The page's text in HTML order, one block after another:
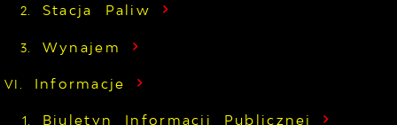
Stacja Paliw
Wynajem
Informacje
Biuletyn Informacji Publicznej